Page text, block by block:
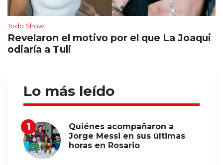
Todo Show
Revelaron el motivo por el que La Joaqui
odiaría a Tuli
Lo más leído
Quiénes acompañaron a
Jorge Messi en sus últimas
horas en Rosario